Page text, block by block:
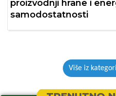
proizvodnji hrane i
samodostatnosti
Više iz